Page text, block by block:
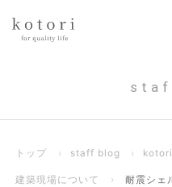
トップ › staff blog ›
建築現場について › 耐震シェ